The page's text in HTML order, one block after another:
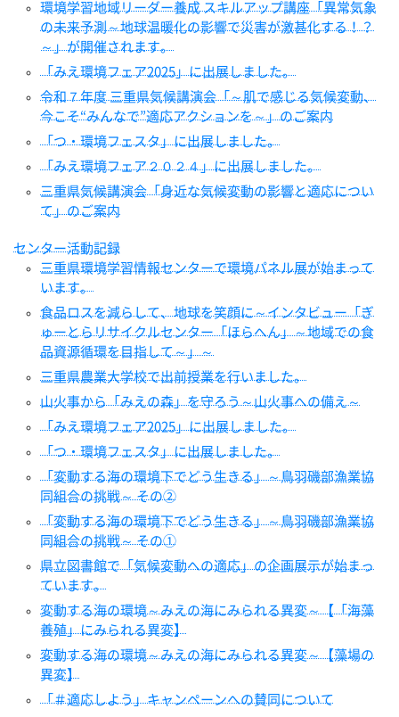
環境学習地域リーダー養成 スキルアップ講座「異常気象
の未来予測～地球温暖化の影響で災害が激甚化する！？
～」が開催されます。
「みえ環境フェア2025」に出展しました。
令和７年度 三重県気候講演会「～肌で感じる気候変動、
今こそ“みんなで”適応アクションを～」のご案内
「つ・環境フェスタ」に出展しました。
「みえ環境フェア２０２４」に出展しました。
三重県気候講演会「身近な気候変動の影響と適応につい
て」のご案内
センター活動記録
三重県環境学習情報センターで環境パネル展が始まって
います。
食品ロスを減らして、地球を笑顔に～インタビュー「ぎ
ゅーとらリサイクルセンター「ほらへん」～地域での食
品資源循環を目指して～」～
三重県農業大学校で出前授業を行いました。
山火事から「みえの森」を守ろう～山火事への備え～
「みえ環境フェア2025」に出展しました。
「つ・環境フェスタ」に出展しました。
「変動する海の環境下でどう生きる」～鳥羽磯部漁業協
同組合の挑戦～ その②
「変動する海の環境下でどう生きる」～鳥羽磯部漁業協
同組合の挑戦～ その①
県立図書館で「気候変動への適応」の企画展示が始まっ
ています。
変動する海の環境～みえの海にみられる異変～【「海藻
養殖」にみられる異変】
変動する海の環境～みえの海にみられる異変～【藻場の
異変】
「＃適応しよう」キャンペーンへの賛同について